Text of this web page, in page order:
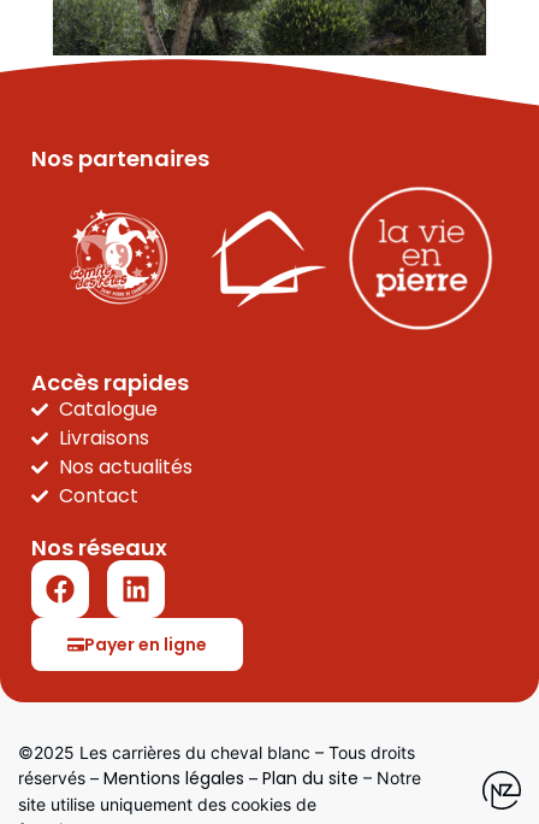
Nos partenaires
Accès rapides
Catalogue
Livraisons
Nos actualités
Contact
Nos réseaux
Payer en ligne
©2025 Les carrières du cheval blanc – Tous droits
réservés – Mentions légales – Plan du site – Notre
site utilise uniquement des cookies de